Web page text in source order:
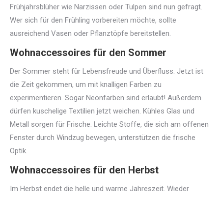
Frühjahrsblüher wie Narzissen oder Tulpen sind nun gefragt.
Wer sich für den Frühling vorbereiten möchte, sollte
ausreichend Vasen oder Pflanztöpfe bereitstellen.
Wohnaccessoires für den Sommer
Der Sommer steht für Lebensfreude und Überfluss. Jetzt ist
die Zeit gekommen, um mit knalligen Farben zu
experimentieren. Sogar Neonfarben sind erlaubt! Außerdem
dürfen kuschelige Textilien jetzt weichen. Kühles Glas und
Metall sorgen für Frische. Leichte Stoffe, die sich am offenen
Fenster durch Windzug bewegen, unterstützen die frische
Optik.
Wohnaccessoires für den Herbst
Im Herbst endet die helle und warme Jahreszeit. Wieder